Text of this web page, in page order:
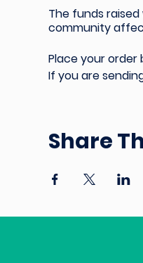
The funds
community
Place your order
If you are
Share